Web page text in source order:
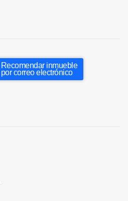
Recomendar inmueble
por correo electrónico